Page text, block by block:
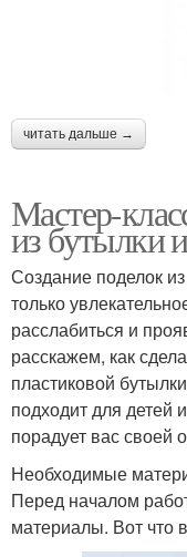
читать дальше →
Мастер-
из бутылки
Создание поделок
только
расслабиться и
расскажем, как
пластиковой
подходит для детей
порадует вас своей
Необходимые
Перед началом
материалы. Вот что